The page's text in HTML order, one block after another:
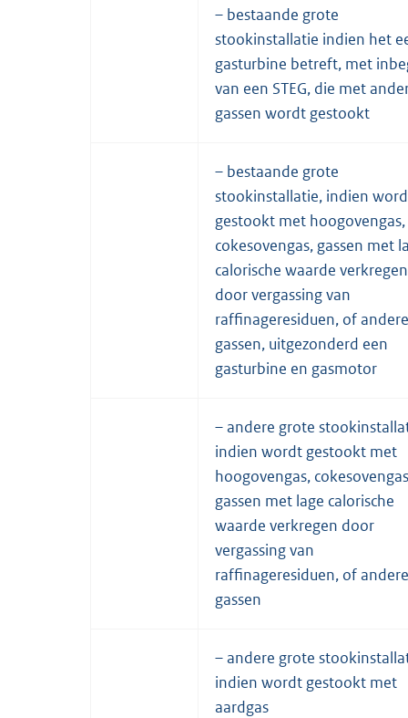
– bestaande grote
stookinstallatie indien het
gasturbine betreft, met
van een STEG, die met
gassen wordt gestookt
– bestaande grote
stookinstallatie, indien
gestookt met hoogovengas,
cokesovengas, gassen met
calorische waarde verkregen
door vergassing van
raffinageresiduen, of andere
gassen, uitgezonderd een
gasturbine en gasmotor
– andere grote
indien wordt gestookt met
hoogovengas,
gassen met lage calorische
waarde verkregen door
vergassing van
raffinageresiduen, of andere
gassen
– andere grote
indien wordt gestookt met
aardgas